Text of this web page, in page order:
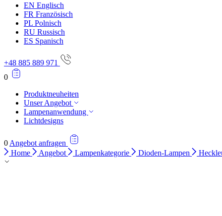
EN Englisch
FR Französisch
PL Polnisch
RU Russisch
ES Spanisch
+48 885 889 971
0
Produktneuheiten
Unser Angebot
Lampenanwendung
Lichtdesigns
0 Angebot anfragen
Home
Angebot Lampenkategorie Dioden-Lampen